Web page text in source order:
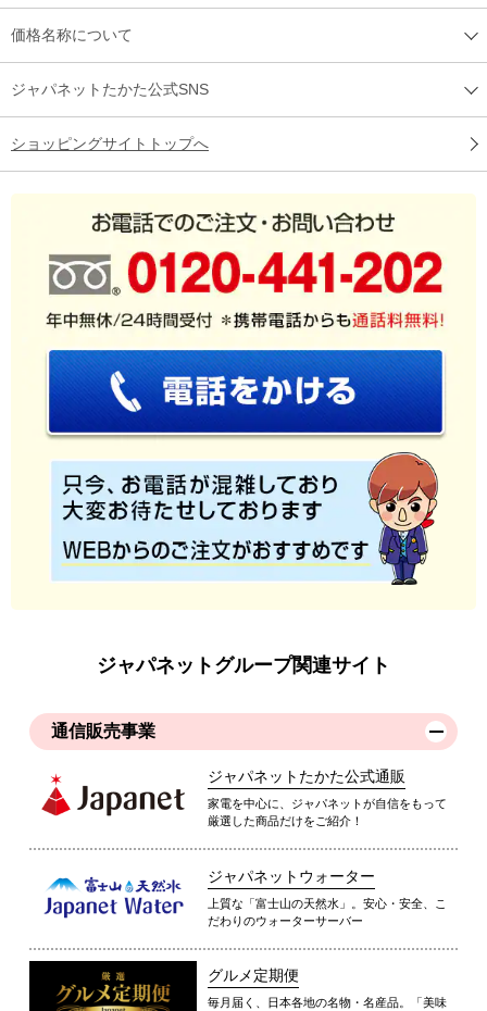
価格名称について
ジャパネットたかた公式SNS
ショッピングサイトトップへ
ジャパネットグループ関連サイト
通信販売事業
ジャパネットたかた公式通販
家電を中心に、ジャパネットが自信をもって
厳選した商品だけをご紹介！
ジャパネットウォーター
上質な「富士山の天然水」。安心・安全、こ
だわりのウォーターサーバー
グルメ定期便
毎月届く、日本各地の名物・名産品。「美味